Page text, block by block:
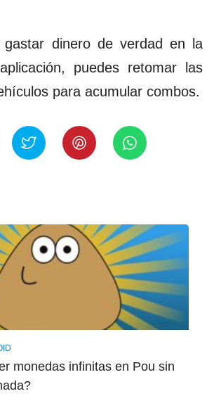
dinero de verdad en la
puedes retomar las
para acumular combos.
monedas infinitas en Pou sin